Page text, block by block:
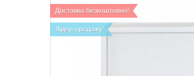
Доставка безкоштовно!
Лідер продажу!